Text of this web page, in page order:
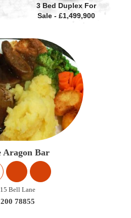
3 Bed Duplex For
Sale - £1,499,900
Aragon Bar
15 Bell Lane
200 78855